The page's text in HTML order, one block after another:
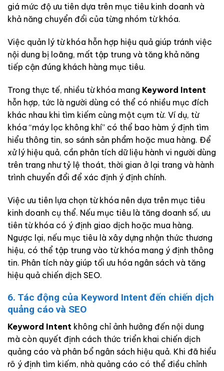
giá mức độ ưu tiên dựa trên mục tiêu kinh doanh và
khả năng chuyển đổi của từng nhóm từ khóa.
Việc quản lý từ khóa hỗn hợp hiệu quả giúp tránh việc
nội dung bị loãng, mất tập trung và tăng khả năng
tiếp cận đúng khách hàng mục tiêu.
Trong thực tế, nhiều từ khóa mang Keyword Intent
hỗn hợp, tức là người dùng có thể có nhiều mục đích
khác nhau khi tìm kiếm cùng một cụm từ. Ví dụ, từ
khóa “máy lọc không khí” có thể bao hàm ý định tìm
hiểu thông tin, so sánh sản phẩm hoặc mua hàng. Để
xử lý hiệu quả, cần phân tích dữ liệu hành vi người dùng
trên trang như tỷ lệ thoát, thời gian ở lại trang và hành
trình chuyển đổi để xác định ý định chính.
Việc ưu tiên lựa chọn từ khóa nên dựa trên mục tiêu
kinh doanh cụ thể. Nếu mục tiêu là tăng doanh số, ưu
tiên từ khóa có ý định giao dịch hoặc mua hàng.
Ngược lại, nếu mục tiêu là xây dựng nhận thức thương
hiệu, có thể tập trung vào từ khóa mang ý định thông
tin. Phân tích này giúp tối ưu hóa ngân sách và tăng
hiệu quả chiến dịch SEO.
6. Tác động của Keyword Intent đến chiến dịch
quảng cáo và SEO
Keyword Intent không chỉ ảnh hưởng đến nội dung
mà còn quyết định cách thức triển khai chiến dịch
quảng cáo và phân bổ ngân sách hiệu quả. Khi đã hiểu
rõ ý định tìm kiếm, nhà quảng cáo có thể điều chỉnh